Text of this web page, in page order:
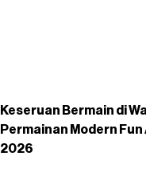
Keseruan Bermain di
Permainan Modern Fun
2026